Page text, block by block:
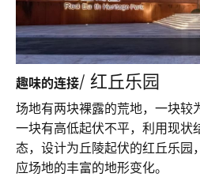
趣味的连接/ 红丘乐园
场地有两块裸露的荒地，一块较
一块有高低起伏不平，利用现状
态，设计为丘陵起伏的红丘乐园
应场地的丰富的地形变化。